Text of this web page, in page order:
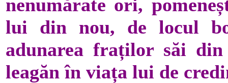
nenumărate ori,
lui din nou, de locul
adunarea fraților săi
leagăn în viața lui de